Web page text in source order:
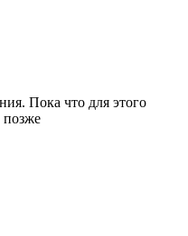
Пока что для этого
позже